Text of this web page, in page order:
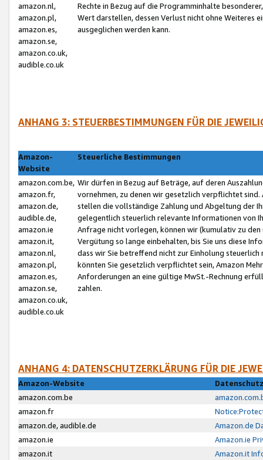
amazon.nl,
amazon.pl,
amazon.es,
amazon.se,
amazon.co.uk,
audible.co.uk
Rechte in Bezug auf die Programminhalte
Wert darstellen, dessen Verlust nicht ohne Weiteres
ausgeglichen werden kann.
ANHANG 3: STEUERBESTIMMUNGEN FÜR DIE
Amazon-
Website
Steuerliche Bestimmungen
amazon.com.be,
amazon.fr,
amazon.de,
audible.de,
amazon.ie
amazon.it,
amazon.nl,
amazon.pl,
amazon.es,
amazon.se,
amazon.co.uk,
audible.co.uk
Wir dürfen in Bezug auf Beträge, auf deren
vornehmen, zu denen wir gesetzlich verpflichtet
stellen die vollständige Zahlung und Abgeltung der
gelegentlich steuerlich relevante Informationen von
Anfrage nicht vorlegen, können wir (kumulativ zu
Vergütung so lange einbehalten, bis Sie uns diese
dass wir Sie betreffend nicht zur Einholung
könnten Sie gesetzlich verpflichtet sein, Amazon
Anforderungen an eine gültige MwSt.-Rechnung
zahlen.
ANHANG 4: DATENSCHUTZERKLÄRUNG FÜR DIE
Amazon-Website
amazon.com.be
amazon.fr
amazon.de, audible.de
Amazon.de
amazon.ie
Amazon.ie
amazon.it
Amazon.it